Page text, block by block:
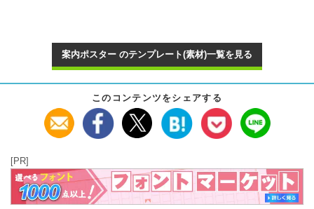
案内ポスター のテンプレート(素材)一覧を見る
このコンテンツをシェアする
[PR]